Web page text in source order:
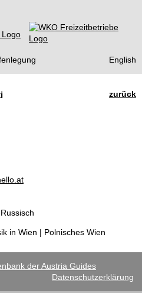
English
zurück
in Wien | Polnisches Wien
der Austria Guides
Datenschutzerklärung